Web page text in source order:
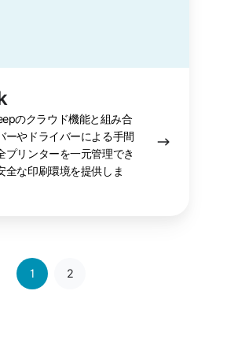
のクラウド機能と組み合
ーやドライバーによる手間
プリンターを一元管理でき
全な印刷環境を提供しま
1 2